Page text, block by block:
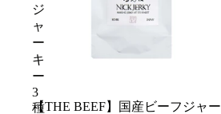
ジ
ャ
ー
キ
ー
3
種
【THE BEEF】国産ビーフジャー